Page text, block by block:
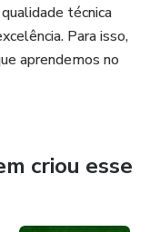
técnica
Para isso,
aprendemos no
criou esse